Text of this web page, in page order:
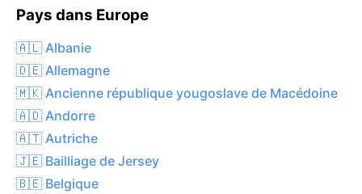
Pays dans Europe
🇦🇱 Albanie
🇩🇪 Allemagne
🇲🇰 Ancienne république yougoslave de Macédoine
🇦🇩 Andorre
🇦🇹 Autriche
🇯🇪 Bailliage de Jersey
🇧🇪 Belgique